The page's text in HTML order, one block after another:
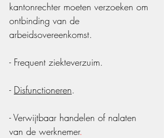
kantonrechter moeten verzoeken om
ontbinding van de
arbeidsovereenkomst.
- Frequent ziekteverzuim.
- Disfunctioneren.
- Verwijtbaar handelen of nalaten
van de werknemer.